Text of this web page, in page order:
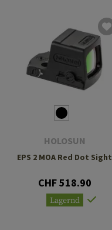
HOLOSUN
EPS 2 MOA Red Dot Sight
CHF 518.90
Lagernd